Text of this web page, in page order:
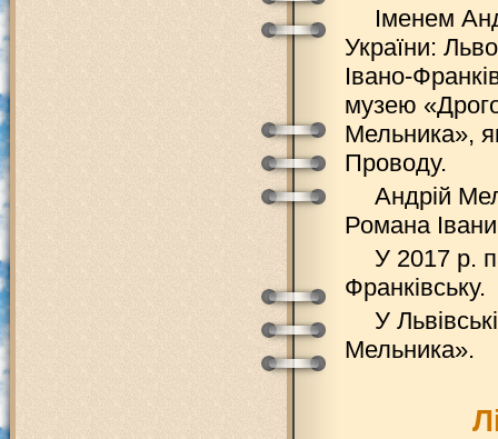
Іменем
України:
Івано-
музею
Мельника»,
Проводу.
Андрій
Романа
У 2017 р.
Франківську.
У
Мельника».